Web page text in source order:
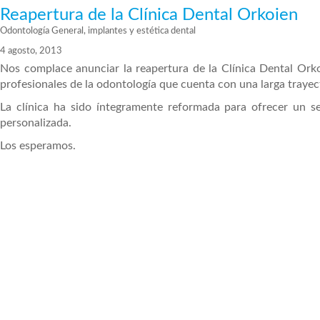
Reapertura de la Clínica Dental Orkoien
Odontología General, implantes y estética dental
4 agosto, 2013
Nos complace anunciar la reapertura de la Clínica Dental
profesionales de la odontología que cuenta con una larga
La clínica ha sido íntegramente reformada para ofrecer un
personalizada.
Los esperamos.